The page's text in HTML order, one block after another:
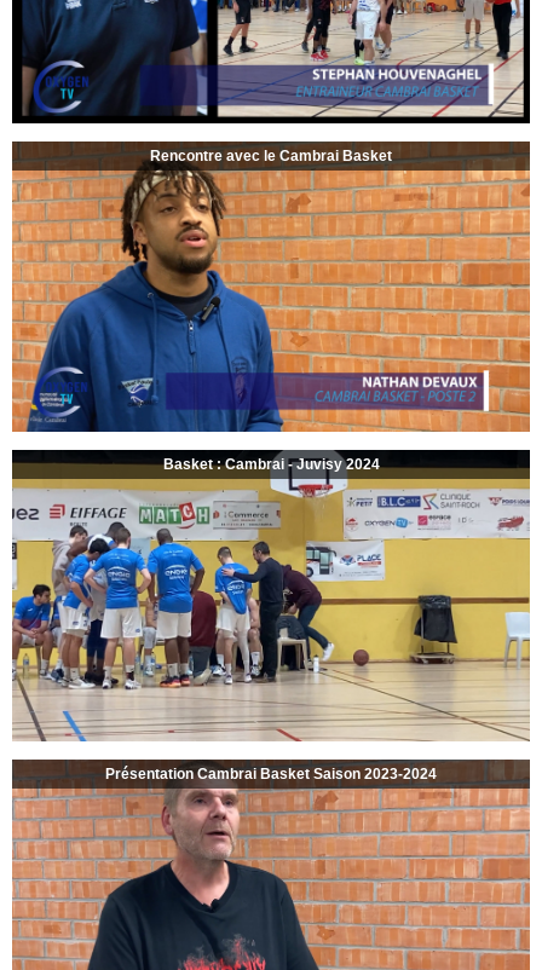
Rencontre avec le Cambrai Basket
Basket : Cambrai - Juvisy 2024
Présentation Cambrai Basket Saison 2023-2024